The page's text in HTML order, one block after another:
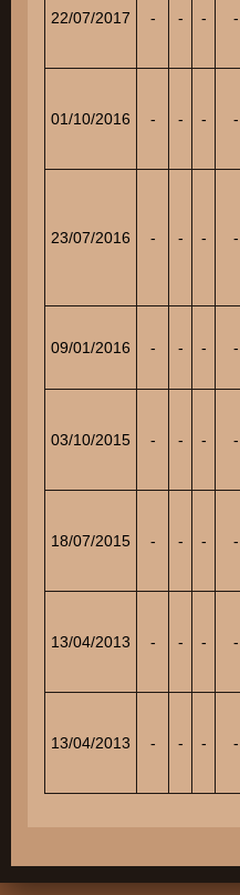
22/07/2017 - - - -
01/10/2016 - - - -
23/07/2016 - - - -
09/01/2016 - - - -
03/10/2015 - - - -
18/07/2015 - - - -
13/04/2013 - - - -
13/04/2013 - - - -